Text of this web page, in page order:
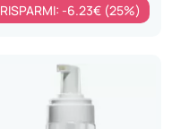
RISPARMI: -6.23€ (25%)